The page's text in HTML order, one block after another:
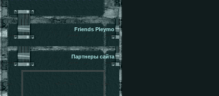
Friends Pleymo
Партнеры сайта